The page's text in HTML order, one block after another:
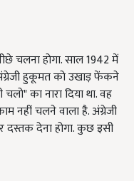
चलना होगा. साल 1942 में
हुकूमत को उखाड़ फेंकने
का नारा दिया था. वह
नहीं चलने वाला है. अंग्रेजी
देना होगा. कुछ इसी